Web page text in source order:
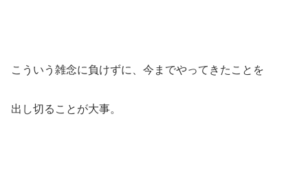
こういう雑念に負けずに、今までやってきたことを
出し切ることが大事。